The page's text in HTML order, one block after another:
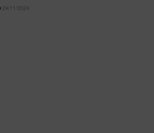
24/11/2024